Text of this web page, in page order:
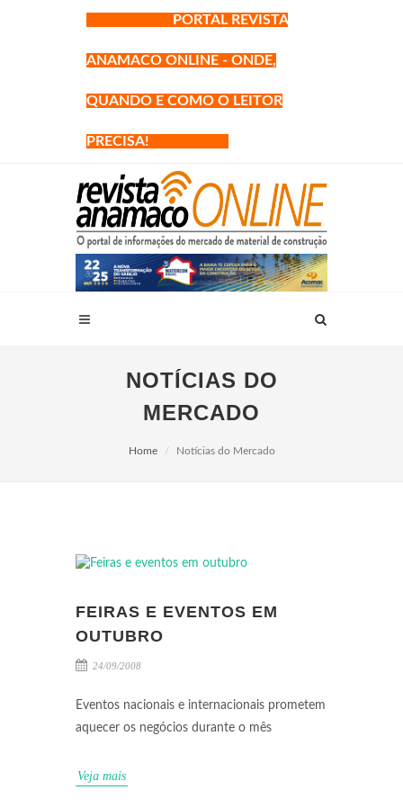
PORTAL REVISTA
ANAMACO ONLINE - ONDE,
QUANDO E COMO O LEITOR
PRECISA!
NOTÍCIAS DO
MERCADO
Home Notícias do Mercado
FEIRAS E EVENTOS EM
OUTUBRO
24/09/2008
Eventos nacionais e internacionais prometem
aquecer os negócios durante o mês
Veja mais